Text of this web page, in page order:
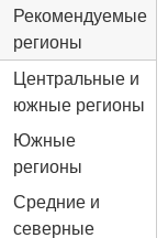
Рекомендуемые
регионы
Центральные и
южные регионы
Южные
регионы
Средние и
северные